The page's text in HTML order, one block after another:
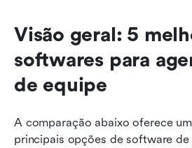
Visão geral: 5
softwares para
de equipe
A comparação abaixo oferece
principais opções de software